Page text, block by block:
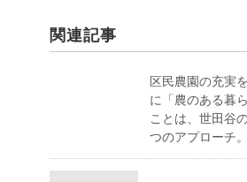
関連記事
区民農園の充実
に「農のある暮
ことは、世田谷
つのアプローチ。